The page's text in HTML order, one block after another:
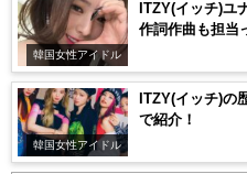
韓国女性アイドル
ITZY(イッチ)ユ
作詞作曲も担当
韓国女性アイドル
ITZY(イッチ)の
で紹介！